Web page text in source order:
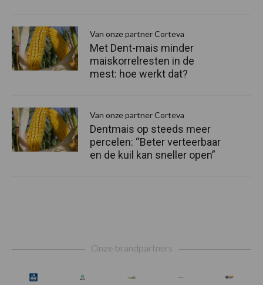
Van onze partner Corteva
Met Dent-mais minder
maiskorrelresten in de
mest: hoe werkt dat?
Van onze partner Corteva
Dentmais op steeds meer
percelen: “Beter verteerbaar
en de kuil kan sneller open”
Onze brandpartners